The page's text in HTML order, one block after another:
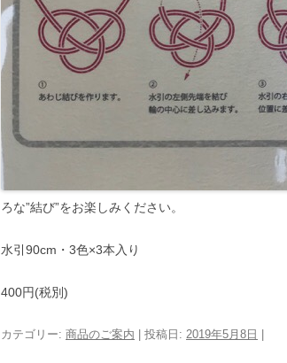
ろな”結び”をお楽しみください。
水引90cm・3色×3本入り
400円(税別)
カテゴリー: 商品のご案内 | 投稿日: 2019年5月8日 |